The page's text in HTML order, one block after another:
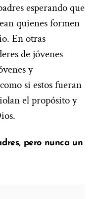
esperando que
quienes formen
En otras
de jóvenes
y
si estos fueran
el propósito y
pero nunca un